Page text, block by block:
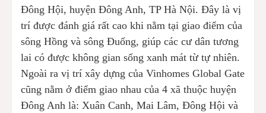
Đông Hội, huyện Đông Anh, TP Hà Nội. Đây là vị
trí được đánh giá rất cao khi nằm tại giao điểm của
sông Hồng và sông Đuống, giúp các cư dân tương
lai có được không gian sống xanh mát từ tự nhiên.
Ngoài ra vị trí xây dựng của Vinhomes Global Gate
cũng nằm ở điểm giao nhau của 4 xã thuộc huyện
Đông Anh là: Xuân Canh, Mai Lâm, Đông Hội và